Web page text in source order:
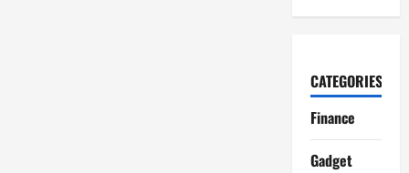
CATEGORIES
Finance
Gadget